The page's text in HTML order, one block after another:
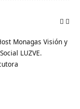
Monagas Visión y
LUZVE.